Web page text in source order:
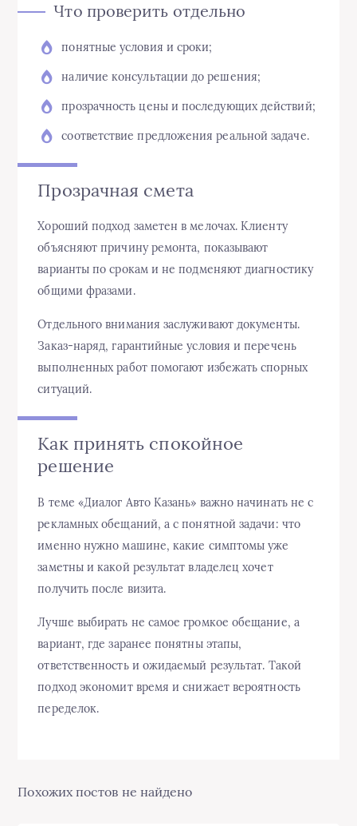
Что проверить отдельно
понятные условия и сроки;
наличие консультации до решения;
прозрачность цены и последующих действий;
соответствие предложения реальной задаче.
Прозрачная смета
Хороший подход заметен в мелочах. Клиенту
объясняют причину ремонта, показывают
варианты по срокам и не подменяют диагностику
общими фразами.
Отдельного внимания заслуживают документы.
Заказ-наряд, гарантийные условия и перечень
выполненных работ помогают избежать спорных
ситуаций.
Как принять спокойное
решение
В теме «Диалог Авто Казань» важно начинать не с
рекламных обещаний, а с понятной задачи: что
именно нужно машине, какие симптомы уже
заметны и какой результат владелец хочет
получить после визита.
Лучше выбирать не самое громкое обещание, а
вариант, где заранее понятны этапы,
ответственность и ожидаемый результат. Такой
подход экономит время и снижает вероятность
переделок.
Похожих постов не найдено